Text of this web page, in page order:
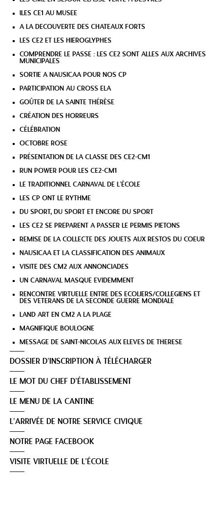
lLES CE1 AU MUSEE
A LA DECOUVERTE DES CHATEAUX FORTS
LES CE2 ET LES HIEROGLYPHES
COMPRENDRE LE PASSE : LES CE2 SONT ALLES AUX ARCHIVES
MUNICIPALES
SORTIE A NAUSICAA POUR NOS CP
PARTICIPATION AU CROSS ELA
GOÛTER DE LA SAINTE THÉRÈSE
CRÉATION DES HORREURS
CÉLÉBRATION
OCTOBRE ROSE
PRÉSENTATION DE LA CLASSE DES CE2-CM1
RUN POWER POUR LES CE2-CM1
LE TRADITIONNEL CARNAVAL DE L’ÉCOLE
LES CP ONT LE RYTHME
DU SPORT, DU SPORT ET ENCORE DU SPORT
LES CE2 SE PREPARENT A PASSER LE PERMIS PIETONS
REMISE DE LA COLLECTE DES JOUETS AUX RESTOS DU COEUR
NAUSICAA ET LA CLASSIFICATION DES ANIMAUX
VISITE DES CM2 AUX ANNONCIADES
UN CARNAVAL MASQUE EVIDEMMENT
RENCONTRE VIRTUELLE ENTRE DES ECOLIERS/COLLEGIENS ET
DES VETERANS DE LA SECONDE GUERRE MONDIALE
LAND ART EN CM2 A LA PLAGE
MAGNIFIQUE BOULOGNE
MESSAGE DE SAINT-NICOLAS AUX ELEVES DE THERESE
DOSSIER D’INSCRIPTION À TÉLÉCHARGER
LE MOT DU CHEF D’ÉTABLISSEMENT
LE MENU DE LA CANTINE
L’ARRIVÉE DE NOTRE SERVICE CIVIQUE
NOTRE PAGE FACEBOOK
VISITE VIRTUELLE DE L’ÉCOLE